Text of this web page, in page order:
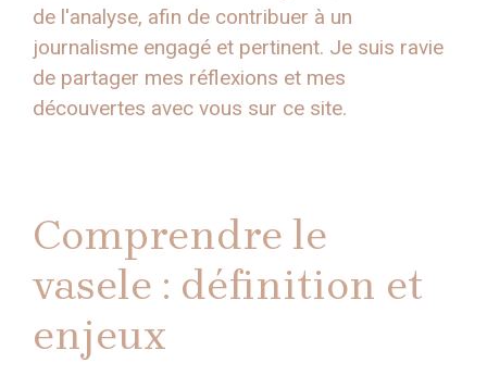
de l'analyse, afin de contribuer à un
journalisme engagé et pertinent. Je suis ravie
de partager mes réflexions et mes
découvertes avec vous sur ce site.
Comprendre le
vasele : définition et
enjeux